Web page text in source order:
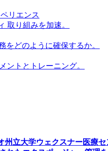
リエンス
取り組みを加速。
をどのように確保するか。
ントとトレーニング。
州立大学ウェクスナー医療セ